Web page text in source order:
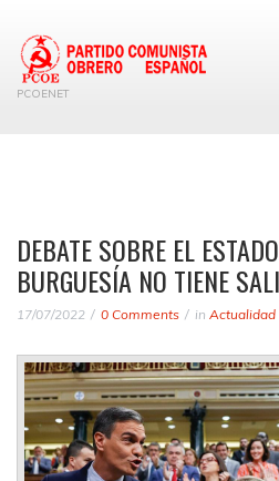
PCOENET
DEBATE SOBRE EL
BURGUESÍA NO TIENE
17/07/2022 0 Comments in Actualidad